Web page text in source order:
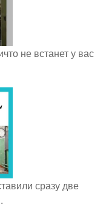
не встанет у вас
сразу две